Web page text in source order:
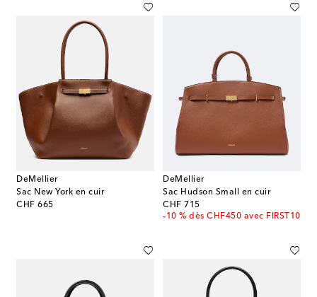
DeMellier
Sac New York en cuir
CHF 665
original price
DeMellier
Sac Hudson Small en cuir
CHF 715
original price
-10 % dès CHF450 avec FIRST10